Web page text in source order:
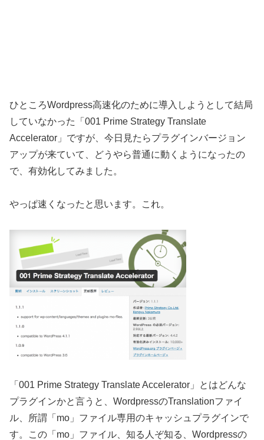
ひところWordpress高速化のために導入しようとして結局
していなかった「001 Prime Strategy Translate
Accelerator」ですが、今日見たらプラグインバージョン
アップが来ていて、どうやら普通に動くようになったの
で、有効化してみました。
やっぱ速くなったと思います。これ。
「001 Prime Strategy Translate Accelerator」とはどんな
プラグインかと言うと、WordpressのTranslationファイ
ル、所謂「mo」ファイル専用のキャッシュプラグインで
す。この「mo」ファイル、知る人ぞ知る、Wordpressの